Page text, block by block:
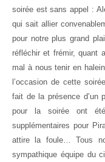
soirée est sans appel :
qui sait allier
pour notre plus grand
réfléchir et frémir, quant
mal à nous tenir en
l’occasion de cette
fait de la présence d’un
pour la soirée ont
supplémentaires pour
attire la foule… Tous
sympathique équipe du